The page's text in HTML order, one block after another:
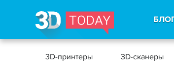
3D-принтеры 3D-сканеры